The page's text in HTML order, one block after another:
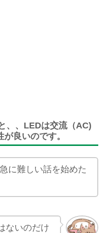
、、LEDは交流（AC)
良いのです。
に難しい話を始めた
ないのだけ